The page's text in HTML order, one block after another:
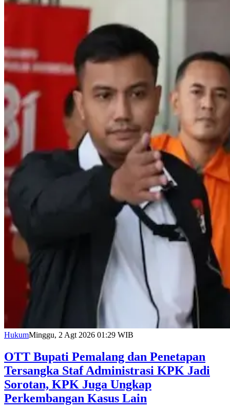
HukumMinggu, 2 Agt 2026 01:29 WIB
OTT Bupati Pemalang dan Penetapan
Tersangka Staf Administrasi KPK Jadi
Sorotan, KPK Juga Ungkap
Perkembangan Kasus Lain